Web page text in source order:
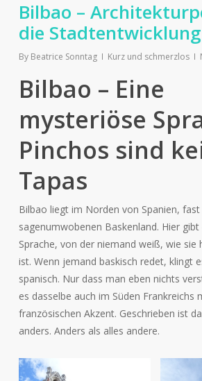
Bilbao –
die Stadtentwicklung
By Beatrice Sonntag Kurz und schmerzlos
Bilbao – Eine
mysteriöse
Pinchos sind
Tapas
Bilbao liegt im Norden von Spanien,
sagenumwobenen Baskenland. Hier gibt
Sprache, von der niemand weiß, wie sie
ist. Wenn jemand baskisch redet, klingt
spanisch. Nur dass man eben nichts
es dasselbe auch im Süden Frankreichs
französischen Akzent. Geschrieben ist
anders. Anders als alles andere.